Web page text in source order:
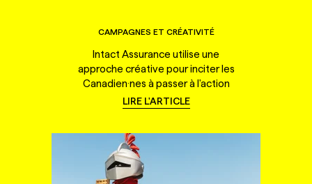
CAMPAGNES ET CRÉATIVITÉ
Intact Assurance utilise une
approche créative pour inciter les
Canadien·nes à passer à l'action
LIRE L'ARTICLE